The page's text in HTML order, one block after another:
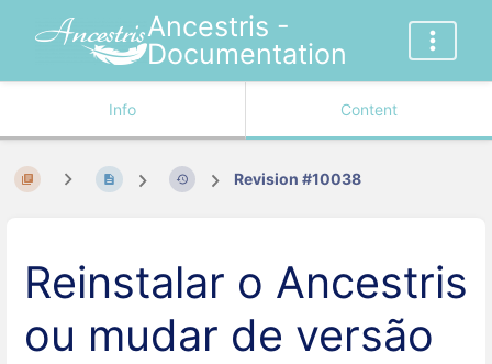
Ancestris -
Documentation
Info Content
Revision #10038
Reinstalar o Ancestris
ou mudar de versão